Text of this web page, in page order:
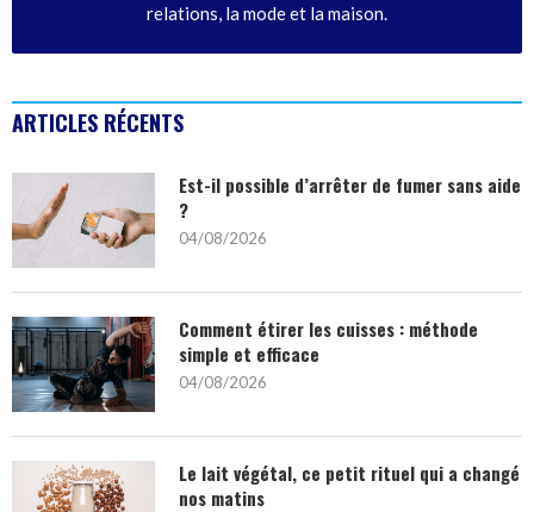
relations, la mode et la maison.
ARTICLES RÉCENTS
Est-il possible d’arrêter de fumer sans aide
?
04/08/2026
Comment étirer les cuisses : méthode
simple et efficace
04/08/2026
Le lait végétal, ce petit rituel qui a changé
nos matins